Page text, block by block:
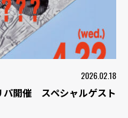
2026.02.18
パ開催 スペシャルゲスト